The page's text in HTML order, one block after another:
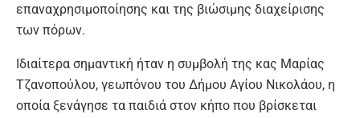
επαναχρησιμοποίησης και της βιώσιμης διαχείρισης
των πόρων.
Ιδιαίτερα σημαντική ήταν η συμβολή της κας Μαρίας
Τζανοπούλου, γεωπόνου του Δήμου Αγίου Νικολάου, η
οποία ξενάγησε τα παιδιά στον κήπο που βρίσκεται